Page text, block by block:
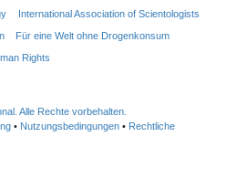
International Association of Scientologists
Für eine Welt ohne Drogenkonsum
Rights
Alle Rechte vorbehalten.
• Nutzungsbedingungen • Rechtliche